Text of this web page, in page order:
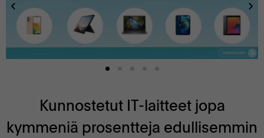
Kunnostetut IT-laitteet jopa
kymmeniä prosentteja edullisemmin